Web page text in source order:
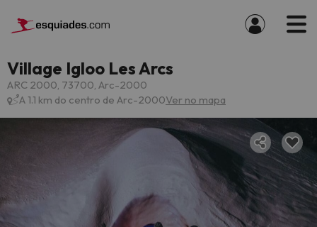
Village Igloo Les Arcs
ARC 2000, 73700, Arc-2000
A 1.1 km do centro de Arc-2000Ver no mapa